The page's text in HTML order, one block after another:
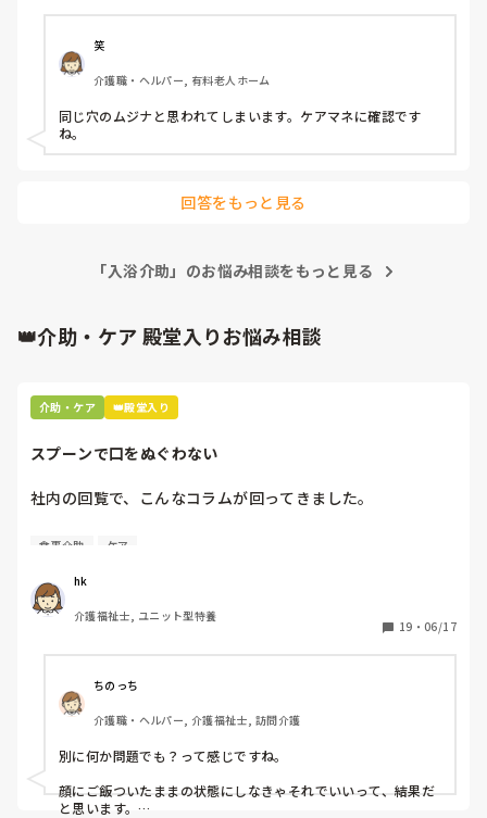
食事介助（ゴロ音あり、吸引必要な方））しながらフロアを
見ることに…
物ではない人なので、他者様が動けばそちらへ。
食事がどんどん遅れることに…
20:00なったので、眠前薬服用とバイタル測定必要な方の所
へ。
っくりとパッド交換へ。
うちのユニットは、日勤いなくて、1ユニット早出1人、遅出
けでどこかへ。
毎日のレクリエーションもできていないのに…
こんな現場だったら、理念でどんなにいいこと書いてあって
うちみたいな感じですか？
長文ですみません🙇‍♀️
ます。運なので来ない日は諦めてます。
笑
介護職・ヘルパー, 有料老人ホーム
同じ穴のムジナと思われてしまいます。ケアマネに確認です
ね。
回答をもっと見る
「入浴介助」のお悩み相談をもっと見る
👑介助・ケア 殿堂入りお悩み相談
介助・ケア 👑殿堂入り
スプーンで口をぬぐわない
社内の回覧で、こんなコラムが回ってきました。
[スプーンで口をぬぐわない]
自分やっちゃってるなと思いました。
皆さんはどうですか⁇
食事介助 ケア
hk
介護福祉士, ユニット型特養
19 ・ 06/17
ちのっち
介護職・ヘルパー, 介護福祉士, 訪問介護
別に何か問題でも？って感じですね。
顔にご飯ついたままの状態にしなきゃそれでいいって、結果だ
と思います。